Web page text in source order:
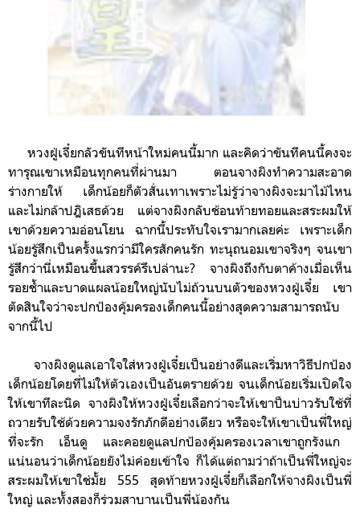
หวงฝู่เจี๋ยกลัวขันทีหน้าใหม่คนนี้มาก และคิดว่าขันทีคนนี้คงจะ
ทารุณเขาเหมือนทุกคนที่ผ่านมา ตอนจางผิงทำความสะอาด
ร่างกายให้ เด็กน้อยก็ตัวสั่นเทาเพราะไม่รู้ว่าจางผิงจะมาไม้ไหน
และไม่กล้าปฎิเสธด้วย แต่จางผิงกลับช้อนท้ายทอยและสระผมให้
เขาด้วยความอ่อนโยน ฉากนี้ประทับใจเรามากเลยค่ะ เพราะเด็ก
น้อยรู้สึกเป็นครั้งแรกว่ามีใครสักคนรัก ทะนุถนอมเขาจริงๆ จนเขา
รู้สึกว่านี่เหมือนขึ้นสวรรค์รึเปล่านะ? จางผิงถึงกับตาค้างเมื่อเห็น
รอยช้ำและบาดแผลน้อยใหญ่นับไม่ถ้วนบนตัวของหวงฝู่เจี๋ย เขา
ตัดสินใจว่าจะปกป้องคุ้มครองเด็กคนนี้อย่างสุดความสามารถนับ
จากนี้ไป
จางผิงดูแลเอาใจใส่หวงฝู่เจี๋ยเป็นอย่างดีและเริ่มหาวิธีปกป้อง
เด็กน้อยโดยที่ไม่ให้ตัวเองเป็นอันตรายด้วย จนเด็กน้อยเริ่มเปิดใจ
ให้เขาทีละนิด จางผิงให้หวงฝู่เจี๋ยเลือกว่าจะให้เขาป็นบ่าวรับใช้ที่
ถวายรับใช้ด้วยความจงรักภักดีอย่างเดียว หรือจะให้เขาเป็นพี่ใหญ่
ที่จะรัก เอ็นดู และคอยดูแลปกป้องคุ้มครองเวลาเขาถูกรังแก
แน่นอนว่าเด็กน้อยยังไม่ค่อยเข้าใจ ก็ได้แต่ถามว่าถ้าเป็นพี่ใหญ่จะ
สระผมให้เขาใช่มั้ย 555 สุดท้ายหวงฝู่เจี๋ยก็เลือกให้จางผิงเป็นพี่
ใหญ่ และทั้งสองก็ร่วมสาบานเป็นพี่น้องกัน